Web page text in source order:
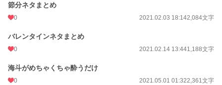
節分ネタまとめ
0 2021.02.03 18:142,084文字
バレンタインネタまとめ
0 2021.02.14 13:441,188文字
海斗がめちゃくちゃ酔うだけ
0 2021.05.01 01:322,361文字